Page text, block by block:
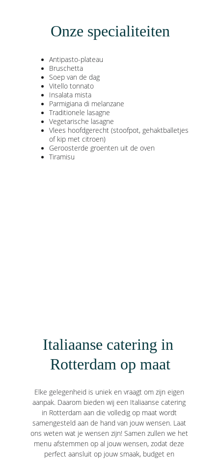
Antipasto-plateau
Bruschetta
Soep van de dag
Vitello tonnato
Insalata mista
Parmigiana di melanzane
Traditionele lasagne
Vegetarische lasagne
Vlees hoofdgerecht (stoofpot, gehaktballetjes
of kip met citroen)
Geroosterde groenten uit de oven
Tiramisu
Onze specialiteiten
Elke gelegenheid is uniek en vraagt om zijn eigen
aanpak. Daarom bieden wij een Italiaanse catering
in Rotterdam aan die volledig op maat wordt
samengesteld aan de hand van jouw wensen. Laat
ons weten wat je wensen zijn! Samen zullen we het
menu afstemmen op al jouw wensen, zodat deze
perfect aansluit op jouw smaak, budget en
Italiaanse catering in
Rotterdam op maat